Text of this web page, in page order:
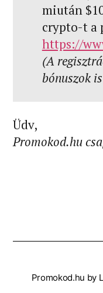
miután
crypto-t a
https://
(A
bónuszok
Üdv,
Promokod.hu
Promokod.hu by